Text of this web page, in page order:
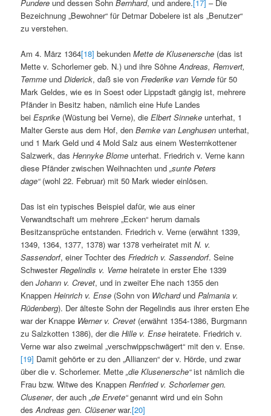
Pundere und dessen SohnBernhard, und andere.[17] – Die
Bezeichnung „Bewohner“ für Detmar Dobelere ist als „Benutzer“
zu verstehen.
Am 4. März 1364[18] bekundenMette de Klusenersche (das ist
Mette v. Schorlemer geb. N.) und ihre SöhneAndreas, Remvert,
TemmeundDiderick, daß sie vonFrederike van Vernde für 50
Mark Geldes, wie es in Soest oder Lippstadt gängig ist, mehrere
Pfänder in Besitz haben, nämlich eine Hufe Landes
beiEsprike (Wüstung bei Verne), dieElbert Sinneke unterhat, 1
Malter Gerste aus dem Hof, denBemke van Lenghusen unterhat,
und 1 Mark Geld und 4 Mold Salz aus einem Westernkottener
Salzwerk, dasHennyke Blome unterhat. Friedrich v. Verne kann
diese Pfänder zwischen Weihnachten und„sunte Peters
dage“(wohl 22. Februar) mit 50 Mark wieder einlösen.
Das ist ein typisches Beispiel dafür, wie aus einer
Verwandtschaft um mehrere „Ecken“ herum damals
Besitzansprüche entstanden. Friedrich v. Verne (erwähnt 1339,
1349, 1364, 1377, 1378) war 1378 verheiratet mitN. v.
Sassendorf, einer Tochter desFriedrich v. Sassendorf. Seine
SchwesterRegelindis v. Verne heiratete in erster Ehe 1339
denJohann v. Crevet, und in zweiter Ehe nach 1355 den
KnappenHeinrich v. Ense (Sohn von Wichardund Palmania v.
Rüdenberg). Der älteste Sohn der Regelindis aus ihrer ersten Ehe
war der Knappe Werner v. Crevet (erwähnt 1354-1386, Burgmann
zu Salzkotten 1386), der dieHille v. Ense heiratete. Friedrich v.
Verne war also zweimal „verschwippschwägert“ mit den v. Ense.
[19] Damit gehörte er zu den „Allianzen“ der v. Hörde, und zwar
über die v. Schorlemer. Mette„die Klusenersche“ist nämlich die
Frau bzw. Witwe des KnappenRenfried v. Schorlemer gen.
Clusener, der auch„de Ervete“genannt wird und ein Sohn
desAndreas gen. Clüsenerwar.[20]